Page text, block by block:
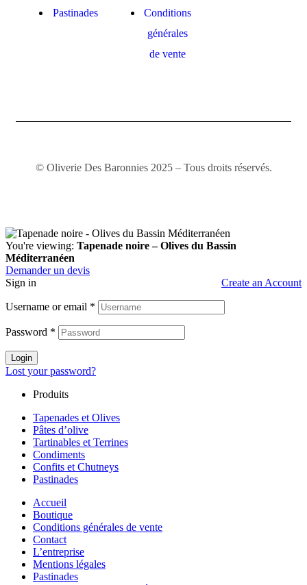
Pastinades
Conditions
générales
de vente
© Oliverie Des Baronnies 2025 – Tous droits réservés.
You're viewing: Tapenade noire – Olives du Bassin
Méditerranéen
Demander un devis
Sign in
Create an Account
Username or email *
Password *
Login
Lost your password?
Produits
Tapenades et Olives
Pâtes d’olive
Tartinables et Terrines
Condiments
Confits et Chutneys
Pastinades
Accueil
Boutique
Conditions générales de vente
Contact
L’entreprise
Mentions légales
Pastinades